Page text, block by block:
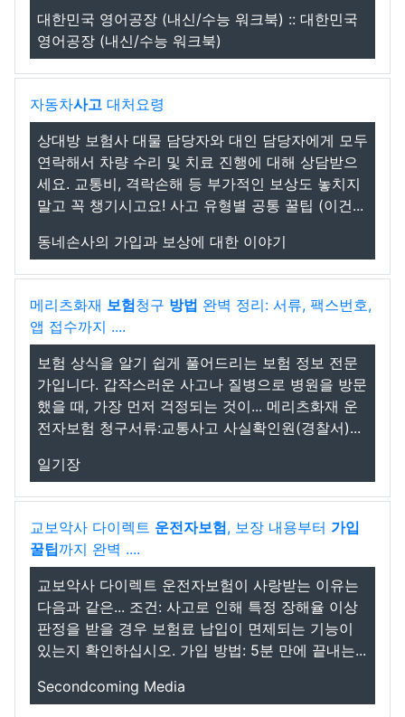
대한민국 영어공장 (내신/수능 워크북) :: 대한민국
영어공장 (내신/수능 워크북)
자동차사고 대처요령
상대방 보험사 대물 담당자와 대인 담당자에게 모두
연락해서 차량 수리 및 치료 진행에 대해 상담받으
세요. 교통비, 격락손해 등 부가적인 보상도 놓치지
말고 꼭 챙기시고요! 사고 유형별 공통 꿀팁 (이건...
동네손사의 가입과 보상에 대한 이야기
메리츠화재 보험청구 방법 완벽 정리: 서류, 팩스번호,
앱 접수까지 ....
보험 상식을 알기 쉽게 풀어드리는 보험 정보 전문
가입니다. 갑작스러운 사고나 질병으로 병원을 방문
했을 때, 가장 먼저 걱정되는 것이... 메리츠화재 운
전자보험 청구서류:교통사고 사실확인원(경찰서)...
일기장
교보악사 다이렉트 운전자보험, 보장 내용부터 가입
꿀팁까지 완벽 ....
교보악사 다이렉트 운전자보험이 사랑받는 이유는
다음과 같은... 조건: 사고로 인해 특정 장해율 이상
판정을 받을 경우 보험료 납입이 면제되는 기능이
있는지 확인하십시오. 가입 방법: 5분 만에 끝내는...
Secondcoming Media